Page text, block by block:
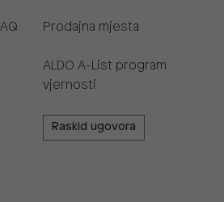
Prodajna mjesta
ALDO A-List program
vjernosti
Raskid ugovora